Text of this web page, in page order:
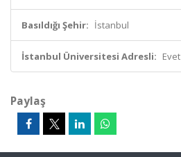
Basıldığı Şehir: İstanbul
İstanbul Üniversitesi Adresli: Evet
Paylaş